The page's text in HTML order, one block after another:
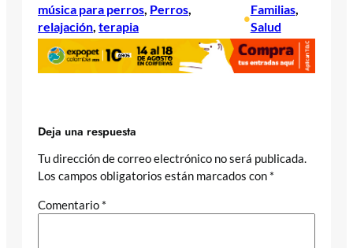
música para perros, Perros
relajación, terapia
•
Familias
Salud
Deja una respuesta
Tu dirección de correo electrónico no será publicada.
Los campos obligatorios están marcados con *
Comentario *